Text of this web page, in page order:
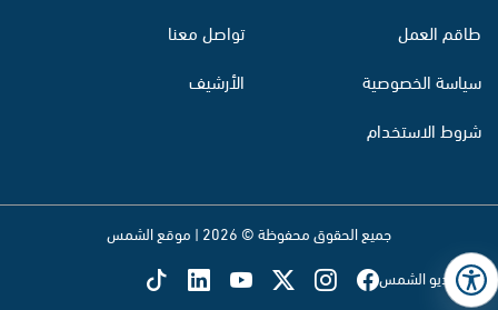
طاقم العمل
سياسة الخصوصية
شروط الاستخدام
تواصل معنا
الأرشيف
جميع الحقوق محفوظة © 2026 | موقع الشمس
تابع راديو الشمس